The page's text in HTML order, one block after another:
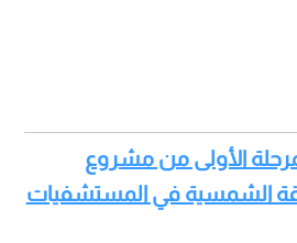
الأولى من مشروع
الشمسية في المستشفيات